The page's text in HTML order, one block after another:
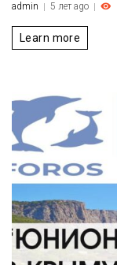
admin 5 лет ago
Learn more